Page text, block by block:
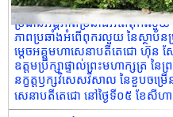
សារលិខិតជូនពរ របស់កិត្តិនីតិកោស
ប្រធានអង្គភាពប្រឆាំងអំពើពុករលួយ
ភាពប្រឆាំងអំពើពុករលួយ នៃស្ថា
ម្តេចអគ្គមហាសេនាបតីតេជោ ហ៊ុន ស
ឧត្តមប្រឹក្សាផ្ទាល់ព្រះមហាក្សត្រ នៃ
នក្ខត្តឫក្សវិសេសវិសាល នៃខួបចម្រ
សេនាបតីតេជោ នៅថ្ងៃទី០៥ ខែសីហា